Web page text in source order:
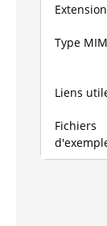
Extension
Type
Liens
Fichiers